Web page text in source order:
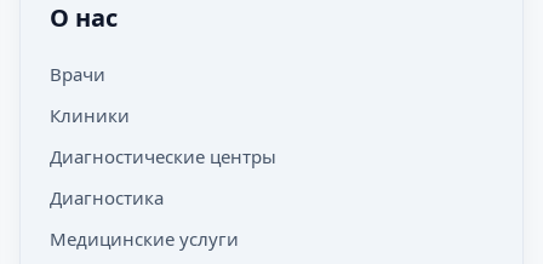
О нас
Врачи
Клиники
Диагностические центры
Диагностика
Медицинские услуги